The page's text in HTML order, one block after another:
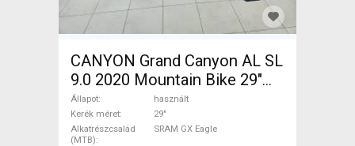
CANYON Grand Canyon AL SL
9.0 2020 Mountain Bike 29"
elöl teleszkópos SRAM GX
Eagle használt ELADÓ
Állapot
használt
Kerék méret
29"
Alkatrészcsalád
(MTB)
SRAM GX Eagle